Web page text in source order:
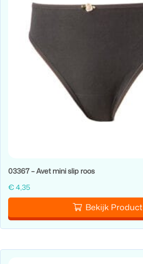
03367 – Avet mini slip roos
€ 4,35
Bekijk Product